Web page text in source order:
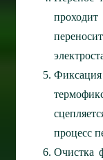
процесс
Очистка